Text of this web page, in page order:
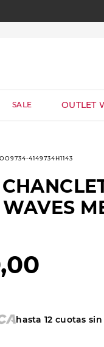
SALE OUTLET
4149734H1143
,00
hasta12 cuotas